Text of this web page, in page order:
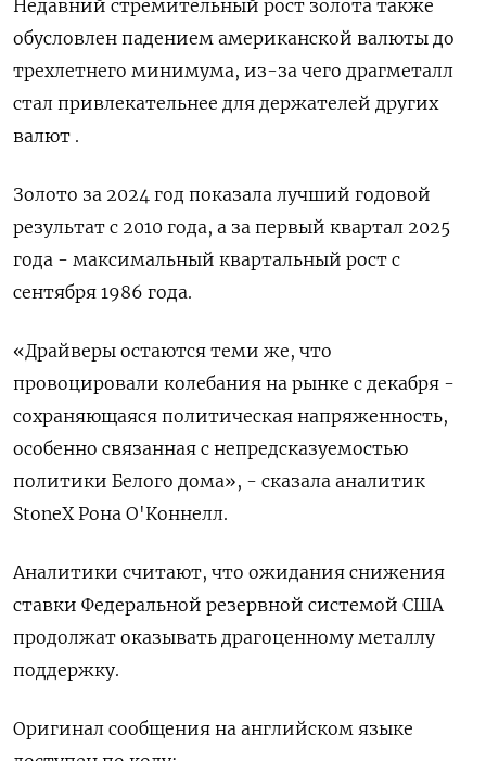
Недавний стремительный рост золота также
обусловлен падением американской валюты до
трехлетнего минимума, из-за чего драгметалл
стал привлекательнее для держателей других
валют .
Золото за 2024 год показала лучший годовой
результат с 2010 года, а за первый квартал 2025
года - максимальный квартальный рост с
сентября 1986 года.
«Драйверы остаются теми же, что
провоцировали колебания на рынке с декабря -
сохраняющаяся политическая напряженность,
особенно связанная с непредсказуемостью
политики Белого дома», - сказала аналитик
StoneX Рона О'Коннелл.
Аналитики считают, что ожидания снижения
ставки Федеральной резервной системой США
продолжат оказывать драгоценному металлу
поддержку.
Оригинал сообщения на английском языке